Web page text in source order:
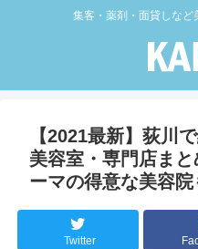
集客・薬剤・面貸しなど
【2021最新】荻川
美容室・専門店ま
ーマの得意な美容院
Twitter